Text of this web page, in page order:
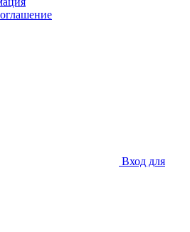
Вход для